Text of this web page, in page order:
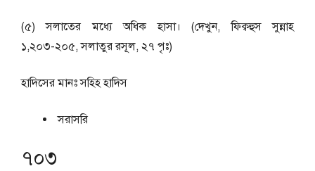
(৫) সলাতের মধ্যে অধিক হাসা। (দেখুন, ফিক্বহুস সুন্নাহ
১,২০৩-২০৫, সলাতুর রসূল, ২৭ পৃঃ)
হাদিসের মানঃসহিহ হাদিস
সরাসরি
৭০৩